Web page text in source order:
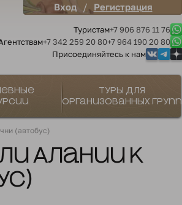
Вход / Регистрация
Туристам+7 906 876 11 76
+7 342 259 20 80+7 964 190 20 80
Присоединяйтесь к нам
Туры для
организованных групп
(автобус)
Алании к